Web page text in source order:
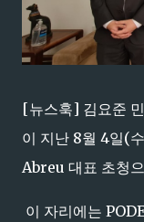
[뉴스훅] 김요준
이 지난 8월 4일(
Abreu 대표 초청
이 자리에는